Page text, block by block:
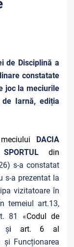
de Disciplină a
constatate
joc la meciurile
Iarnă, ediția
DACIA
din
s-a constatat
s-a prezentat la
vizitatoare în
temeiul art.13,
81 «Codul de
i art. 6 al
și Funcționarea